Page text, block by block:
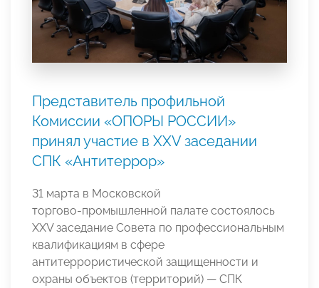
Представитель профильной
Комиссии «ОПОРЫ РОССИИ»
принял участие в XXV заседании
СПК «Антитеррор»
31 марта в Московской
торгово‑промышленной палате состоялось
XXV заседание Совета по профессиональным
квалификациям в сфере
антитеррористической защищенности и
охраны объектов (территорий) — СПК